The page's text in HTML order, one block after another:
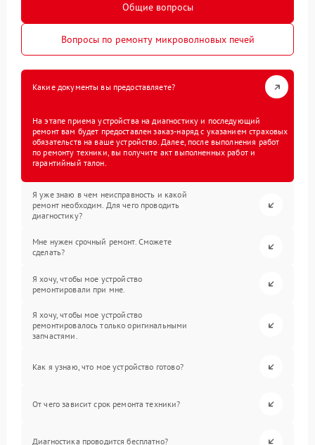
Общие вопросы
Вопросы по ремонту микроволновых печей
Какие документы вы предоставляете?
На этапе приема устройства на диагностику и последующий
ремонт вам будет предоставлен заказ-наряд с указанием страховых
обязательств на ваше устройство. Далее, после выполнения работ
по ремонту техники, вы получите акт выполненных работ и
гарантийный талон.
Я уже знаю в чем неисправность и какой
ремонт необходим. Для чего проводить
диагностику?
Мне нужен срочный ремонт. Сможете
сделать?
Я хочу, чтобы мое устройство
ремонтировали при мне.
Я хочу, чтобы мое устройство
ремонтировалось только оригинальными
запчастями.
Как я узнаю, что мое устройство готово?
От чего зависит срок ремонта техники?
Диагностика проводится бесплатно?